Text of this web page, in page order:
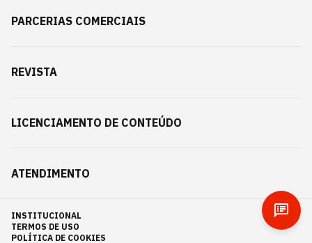
PARCERIAS COMERCIAIS
REVISTA
LICENCIAMENTO DE CONTEÚDO
ATENDIMENTO
INSTITUCIONAL
TERMOS DE USO
POLÍTICA DE COOKIES